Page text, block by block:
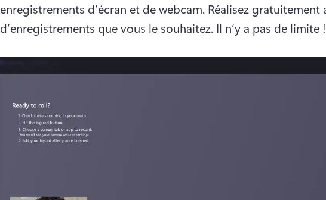
enregistrements d’écran et de webcam. Réalisez gratuitement
d’enregistrements que vous le souhaitez. Il n’y a pas de limite !